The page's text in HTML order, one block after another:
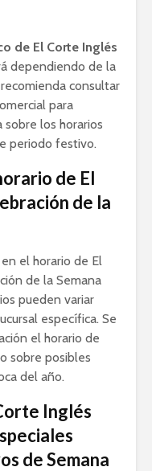
de El Corte Inglés
dependiendo de la
consultar
para
los horarios
periodo festivo.
de El
de la
el horario de El
de la Semana
pueden variar
específica. Se
el horario de
sobre posibles
del año.
Inglés
de Semana